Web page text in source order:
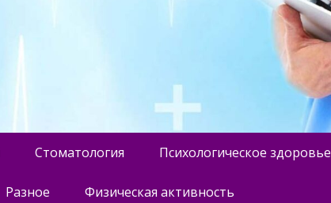
Стоматология Психологическое здоровье
Разное Физическая активность